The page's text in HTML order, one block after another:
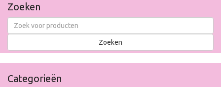
Zoeken
Categorieën